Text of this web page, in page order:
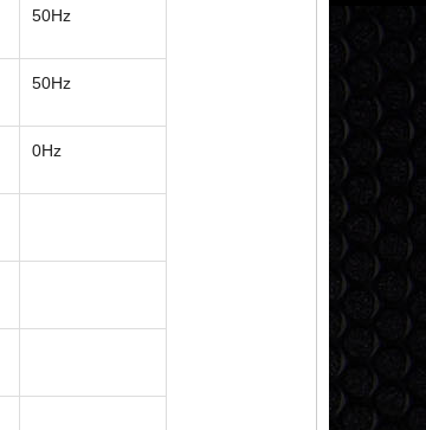
50Hz
50Hz
0Hz